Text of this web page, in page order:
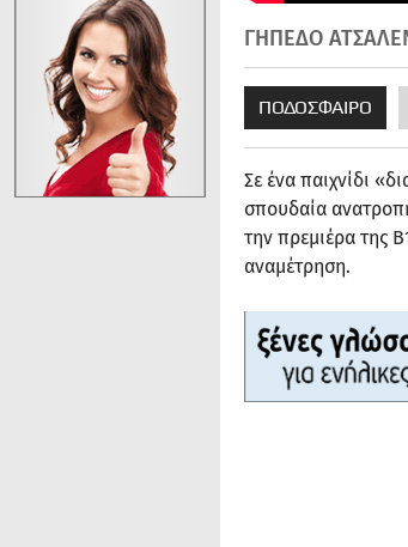
ΓΗΠΕΔΟ
ΠΟΔΟΣΦΑΙΡΟ
Σε ένα παιχνίδι
σπουδαία
την πρεμιέρα της
αναμέτρηση.